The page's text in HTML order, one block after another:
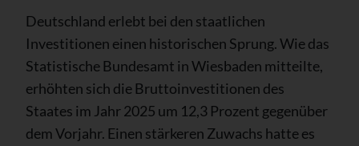
Deutschland erlebt bei den staatlichen
Investitionen einen historischen Sprung. Wie das
Statistische Bundesamt in Wiesbaden mitteilte,
erhöhten sich die Bruttoinvestitionen des
Staates im Jahr 2025 um 12,3 Prozent gegenüber
dem Vorjahr. Einen stärkeren Zuwachs hatte es